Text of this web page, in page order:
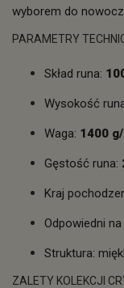
wyborem do
PARAMETRY
Skład runa:
Wysokość
Waga: 1400 g/
Gęstość runa:
Kraj
Odpowiedni
Struktura:
ZALETY KOLEKCJI